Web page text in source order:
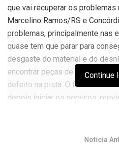
que vai recuperar os problemas
Marcelino Ramos/RS e
problemas, principalmente nas
quase tem que parar para
desgaste do material e do
encontrar peças de veículos
defeito na pista. O DNIT vai
depois iniciar os serviços,
A ponte foi construída em
Continue
Notícia